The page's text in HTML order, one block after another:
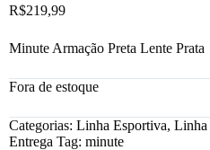
R$219,99
Minute Armação Preta Lente Prata
Fora de estoque
Categorias: Linha Esportiva,
Entrega Tag: minute